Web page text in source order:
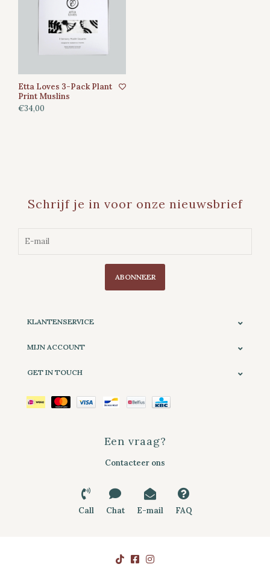
Etta Loves 3-Pack Plant
Print Muslins
€34,00
Schrijf je in voor onze nieuwsbrief
ABONNEER
KLANTENSERVICE
MIJN ACCOUNT
GET IN TOUCH
Een vraag?
Contacteer ons
Call Chat E-mail FAQ